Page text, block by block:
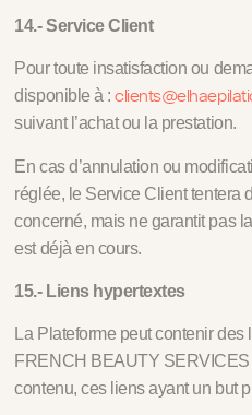
14.- Service Client
Pour toute insatisfaction ou
disponible à :
suivant l’achat ou la prestation.
En cas d’annulation ou
réglée, le Service Client tentera
concerné, mais ne garantit pas
est déjà en cours.
15.- Liens hypertextes
La Plateforme peut contenir des
FRENCH BEAUTY SERVICES
contenu, ces liens ayant un but